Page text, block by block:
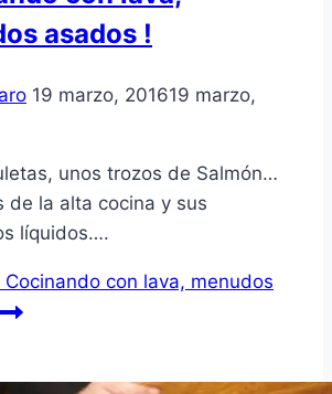
asados !
19 marzo, 201619 marzo,
unos trozos de Salmón…
de la alta cocina y sus
líquidos….
Cocinando con lava, menudos